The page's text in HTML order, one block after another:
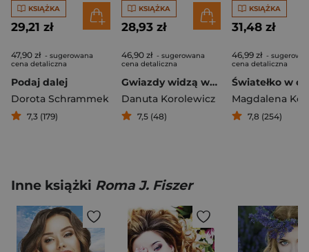
KSIĄŻKA
29,21 zł
47,90 zł - sugerowana
cena detaliczna
Podaj dalej
Dorota Schrammek
7,3 (179)
KSIĄŻKA
28,93 zł
46,90 zł - sugerowana
cena detaliczna
Gwiazdy widzą wszystko
Danuta Korolewicz
7,5 (48)
KSIĄŻKA
31,48 zł
46,99 zł -
cena detaliczna
Światełko w
Magdalena
7,8 (254)
Inne książki Roma J. Fiszer